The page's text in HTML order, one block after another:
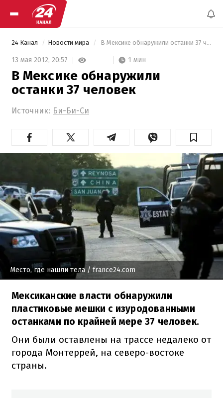
24 Канал Новости мира В Мексике обнаружили останки 37 человек
13 мая 2012, 20:57 1 мин
В Мексике обнаружили
останки 37 человек
Источник: Би-Би-Си
Место, где нашли тела / france24.com
Мексиканские власти обнаружили
пластиковые мешки с изуродованными
останками по крайней мере 37 человек.
Они были оставлены на трассе недалеко от
города Монтеррей, на северо-востоке
страны.